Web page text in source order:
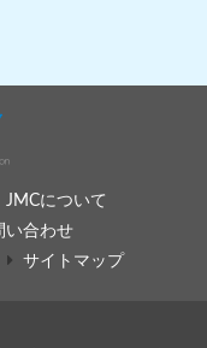
JMCについて
い合わせ
サイトマップ